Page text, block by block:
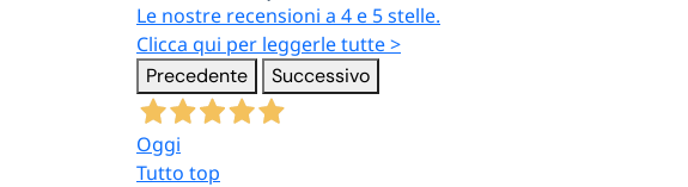
Le nostre recensioni a 4 e 5 stelle.
Clicca qui per leggerle tutte >
Precedente Successivo
Oggi
Tutto top